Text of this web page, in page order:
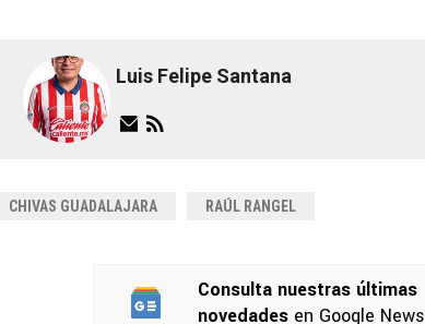
Luis Felipe Santana
CHIVAS GUADALAJARA RAÚL RANGEL
Consulta nuestras últimas
novedadesen Google News